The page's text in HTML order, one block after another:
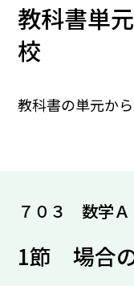
教科書単
校
教科書の単元か
７０３ 数学
1節 場合